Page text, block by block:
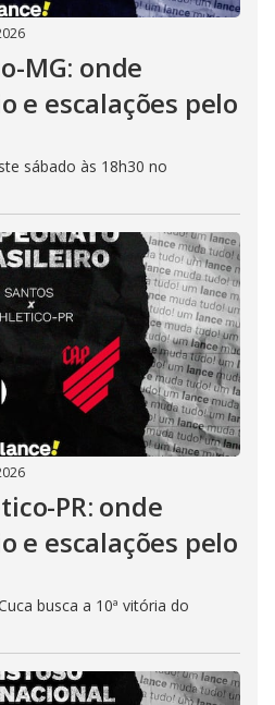
MG: onde
e escalações pelo
sábado às 18h30 no
PR: onde
e escalações pelo
busca a 10ª vitória do